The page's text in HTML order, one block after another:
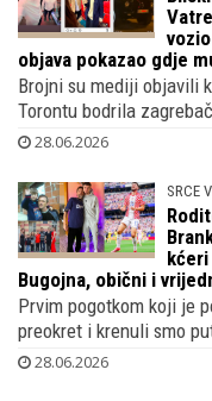
objava pokazao gdje
Brojni su mediji objavili
Torontu bodrila
28.06.2026
SRCE
Bugojna, obični i
Prvim pogotkom koji je
preokret i krenuli smo
28.06.2026